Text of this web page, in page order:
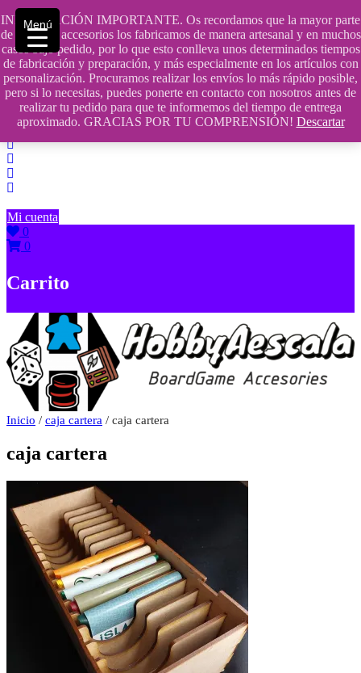
INFORMACIÓN IMPORTANTE. Os recordamos que la mayor parte
de nuestros accesorios los fabricamos de manera artesanal y en muchos
casos bajo pedido, por lo que esto conlleva unos determinados tiempos
de fabricación y preparación, y más especialmente en los artículos con
personalización. Procuramos realizar los envíos lo más rápido posible,
pero si lo necesitas, puedes ponerte en contacto con nosotros antes de
realizar tu pedido para que te informemos del tiempo de entrega
aproximado. GRACIAS POR TU COMPRENSIÓN! Descartar
Saltar
contenido
609241475 SOLO DE 10:00 a 14:00
info@hobbyaescala.com
San Fernando de Henares
10:00 - 14:00
Mi cuenta
0
0
Carrito
Inicio / caja cartera / caja cartera
caja cartera
Menú